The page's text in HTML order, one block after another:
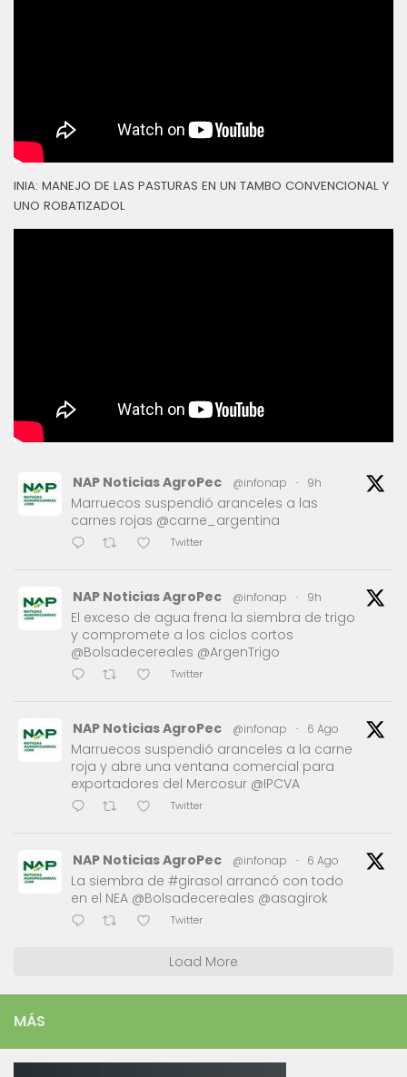
INIA: MANEJO DE LAS PASTURAS EN UN TAMBO CONVENCIONAL Y
UNO ROBATIZADOL
NAP Noticias AgroPec @infonap · 9h
Marruecos suspendió aranceles a las
carnes rojas @carne_argentina
Twitter
NAP Noticias AgroPec @infonap · 9h
El exceso de agua frena la siembra de trigo
y compromete a los ciclos cortos
@Bolsadecereales @ArgenTrigo
Twitter
NAP Noticias AgroPec @infonap · 6 Ago
Marruecos suspendió aranceles a la carne
roja y abre una ventana comercial para
exportadores del Mercosur @IPCVA
Twitter
NAP Noticias AgroPec @infonap · 6 Ago
La siembra de #girasol arrancó con todo
en el NEA @Bolsadecereales @asagirok
Twitter
Load More
MÁS